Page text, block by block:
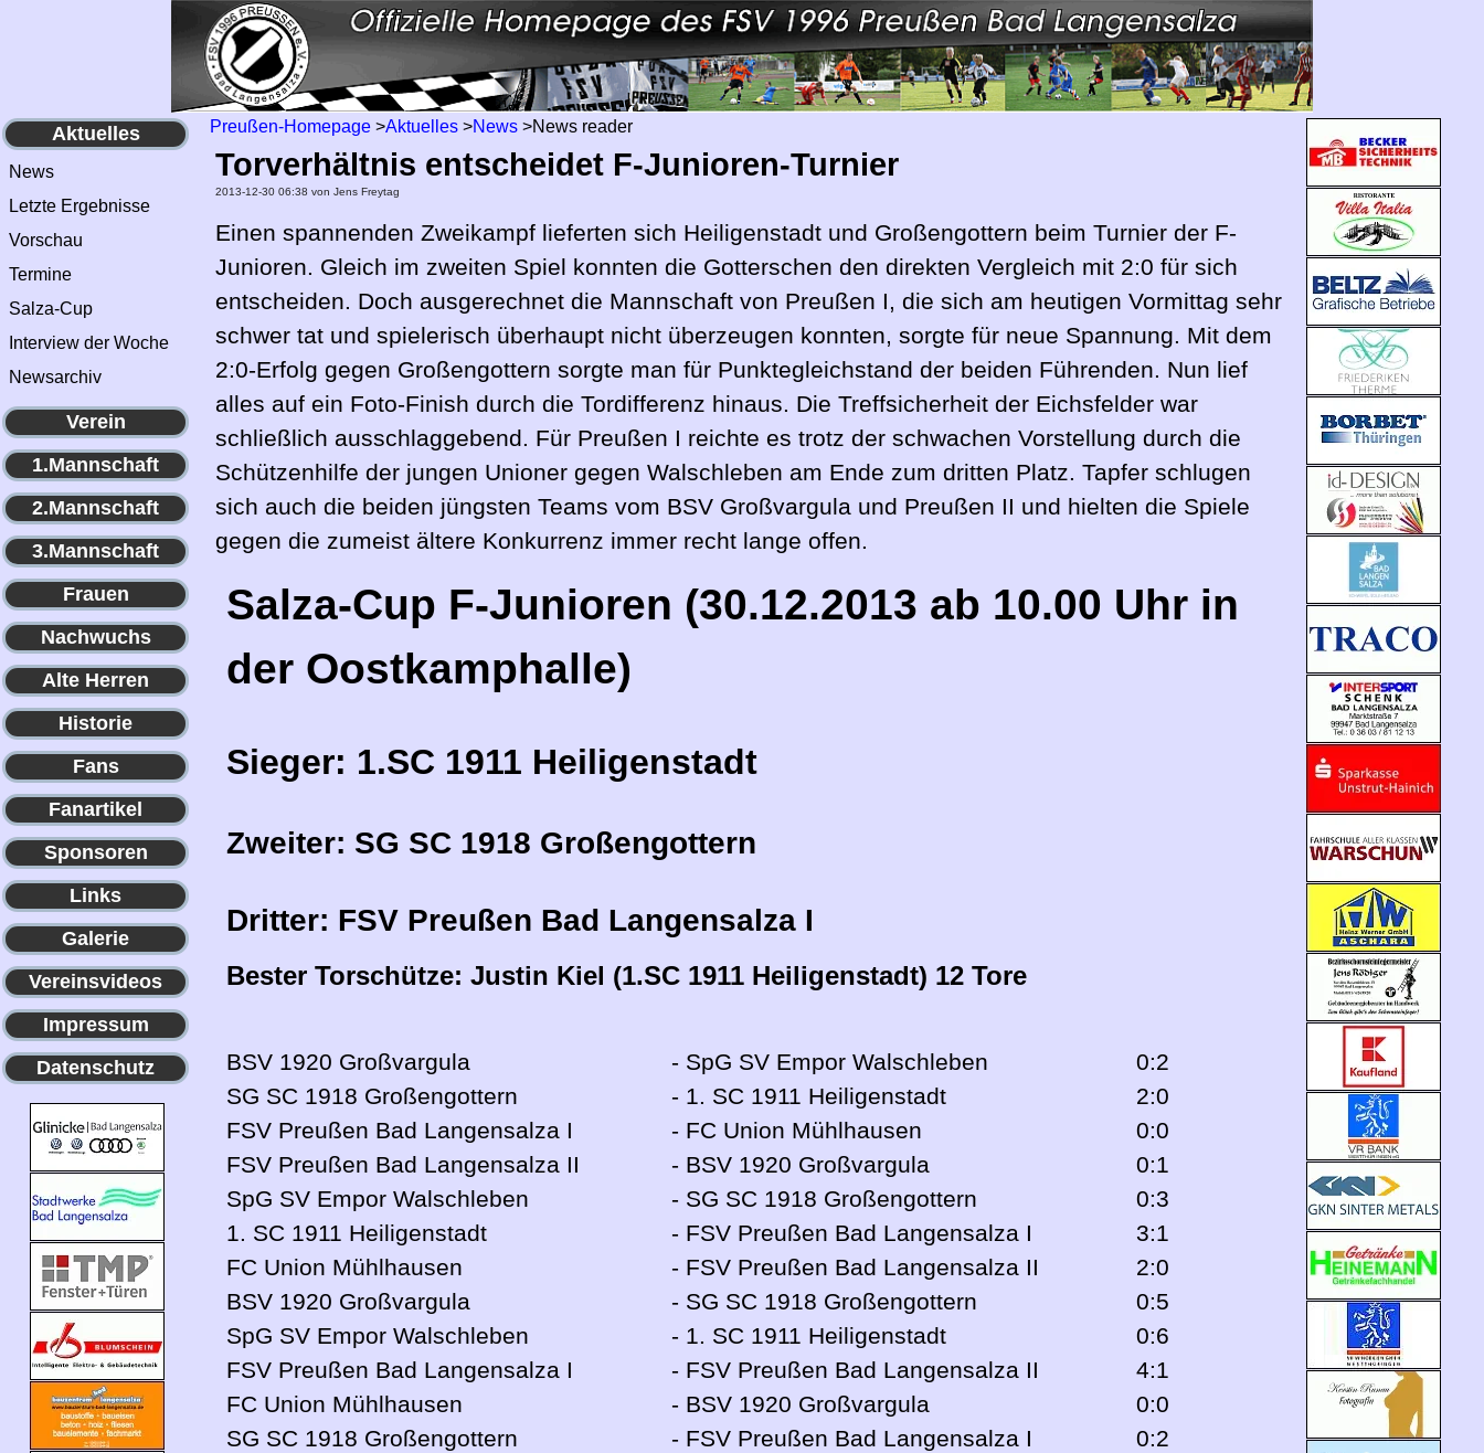
Aktuelles
News
Letzte Ergebnisse
Vorschau
Termine
Salza-Cup
Interview der Woche
Newsarchiv
Verein
1.Mannschaft
2.Mannschaft
3.Mannschaft
Frauen
Nachwuchs
Alte Herren
Historie
Fans
Fanartikel
Sponsoren
Links
Galerie
Vereinsvideos
Impressum
Datenschutz
Preußen-Homepage>Aktuelles>News>News reader
Torverhältnis entscheidet F-Junioren-Turnier
2013-12-30 06:38 von Jens Freytag
Einen spannenden Zweikampf lieferten sich Heiligenstadt und Großengottern beim Turnier der F-
Junioren. Gleich im zweiten Spiel konnten die Gotterschen den direkten Vergleich mit 2:0 für sich
entscheiden. Doch ausgerechnet die Mannschaft von Preußen I, die sich am heutigen Vormittag sehr
schwer tat und spielerisch überhaupt nicht überzeugen konnten, sorgte für neue Spannung. Mit dem
2:0-Erfolg gegen Großengottern sorgte man für Punktegleichstand der beiden Führenden. Nun lief
alles auf ein Foto-Finish durch die Tordifferenz hinaus. Die Treffsicherheit der Eichsfelder war
schließlich ausschlaggebend. Für Preußen I reichte es trotz der schwachen Vorstellung durch die
Schützenhilfe der jungen Unioner gegen Walschleben am Ende zum dritten Platz. Tapfer schlugen
sich auch die beiden jüngsten Teams vom BSV Großvargula und Preußen II und hielten die Spiele
gegen die zumeist ältere Konkurrenz immer recht lange offen.
Salza-Cup F-Junioren (30.12.2013 ab 10.00 Uhr in
der Oostkamphalle)
Sieger: 1.SC 1911 Heiligenstadt
Zweiter: SG SC 1918 Großengottern
Dritter: FSV Preußen Bad Langensalza I
Bester Torschütze: Justin Kiel (1.SC 1911 Heiligenstadt) 12 Tore
BSV 1920 Großvargula - SpG SV Empor Walschleben
0:2
SG SC 1918 Großengottern
- 1. SC 1911 Heiligenstadt
2:0
FSV Preußen Bad Langensalza I
- FC Union Mühlhausen
0:0
FSV Preußen Bad Langensalza II
- BSV 1920 Großvargula
0:1
SpG SV Empor Walschleben
- SG SC 1918 Großengottern
0:3
1. SC 1911 Heiligenstadt
- FSV Preußen Bad Langensalza I
3:1
FC Union Mühlhausen
- FSV Preußen Bad Langensalza II
2:0
BSV 1920 Großvargula
- SG SC 1918 Großengottern
0:5
SpG SV Empor Walschleben
- 1. SC 1911 Heiligenstadt
0:6
FSV Preußen Bad Langensalza I
- FSV Preußen Bad Langensalza II
4:1
FC Union Mühlhausen
- BSV 1920 Großvargula
0:0
SG SC 1918 Großengottern
- FSV Preußen Bad Langensalza I
0:2